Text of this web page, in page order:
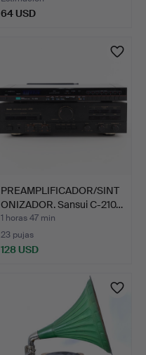
64 USD
PREAMPLIFICADOR/SINT
ONIZADOR. Sansui C-210…
1 horas 47 min
23 pujas
128 USD